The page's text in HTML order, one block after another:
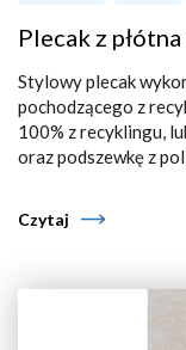
Plecak z
Stylowy plecak
pochodzącego z
100% z recyklingu,
oraz podszewkę z
Czytaj